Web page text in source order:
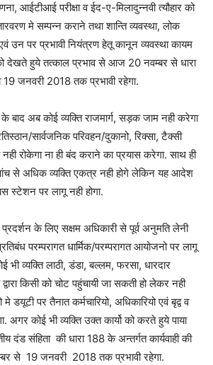
आईटीआई परीक्षा व ईद-ए-मिलादुन्नवी त्यौहार को
मे सम्पन्न कराने तथा शान्ति व्यवस्था, लोक
उन पर प्रभावी नियंत्रण हेतू कानून व्यवस्था कायम
देखते हुये तत्काल प्रभाव से आज 20 नवम्बर से धारा
जनवरी 2018 तक प्रभावी रहेगा.
बाद अब कोई व्यक्ति राजमार्ग, सड़क जाम नही करेगा
सार्वजनिक परिवहन/दुकानो, रिक्सा, टैक्सी
रोकेगा ना ही बंद कराने का प्रयास करेगा. साथ ही
से अधिक व्यक्ति एकत्र नही होगे लेकिन यह आदेश
स्टेशन पर लागू नही होगा.
के लिए सक्षम अधिकारी से पूर्व अनुमति लेनी
परम्परागत धार्मिक/परम्परागत आयोजनो पर लागू
भी व्यक्ति लाठी, डंडा, बल्लम, फरसा, धारदार
किसी को चोट पहुंचायी जा सकती हो लेकर नही
डयूटी पर तैनात कर्मचारियो, अधिकारियो एवं बृद्व व
अगर कोई भी व्यक्ति उक्त कार्यो को करते हुये पाया
दंड संहिता की धारा 188 के अन्तर्गत कार्यवाही की
से 19 जनवरी 2018 तक प्रभावी रहेगा.